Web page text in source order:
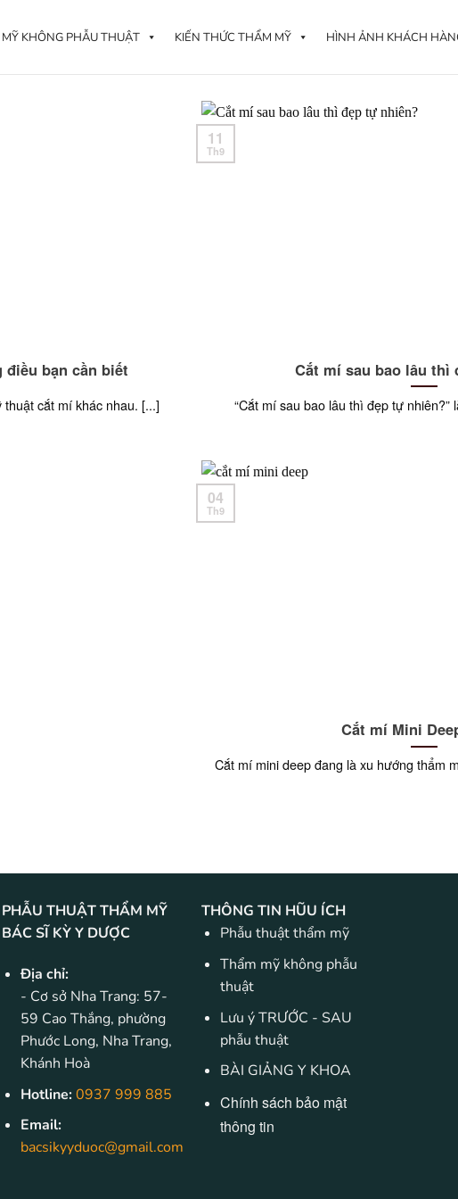
KHÔNG PHẪU THUẬT KIẾN THỨC THẨM MỸ HÌNH ẢNH KHÁCH
bạn cần biết
cắt mí khác nhau. [...]
Cắt mí sau bao lâu thì
“Cắt mí sau bao lâu thì đẹp tự nhiên?”
11
Th9
Cắt mí Mini
Cắt mí mini deep đang là xu hướng thẩm
04
Th9
PHẪU THUẬT THẨM MỸ
BÁC SĨ KỲ Y DƯỢC
Địa chỉ:
- Cơ sở Nha Trang: 57-
59 Cao Thắng, phường
Phước Long, Nha Trang,
Khánh Hoà
Hotline:0937 999 885
Email:
bacsikyyduoc@gmail.com
THÔNG TIN HŨU ÍCH
Phẫu thuật thẩm mỹ
Thẩm mỹ không phẫu
thuật
Lưu ý TRƯỚC - SAU
phẫu thuật
BÀI GIẢNG Y KHOA
Chính sách bảo mật
thông tin